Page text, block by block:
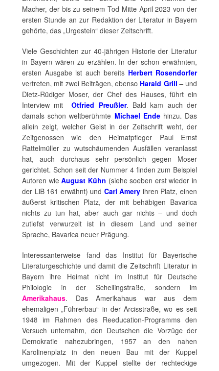
Macher, der bis zu seinem Tod Mitte April 2023 von der
ersten Stunde an zur Redaktion der Literatur in Bayern
gehörte, das „Urgestein“ dieser Zeitschrift.
Viele Geschichten zur 40-jährigen Historie der Literatur
in Bayern wären zu erzählen. In der schon erwähnten,
ersten Ausgabe ist auch bereits Herbert Rosendorfer
vertreten, mit zwei Beiträgen, ebenso Harald Grill – und
Dietz-Rüdiger Moser, der Chef des Hauses, führt ein
Interview mit
Otfried Preußler. Bald kam auch der
damals schon weltberühmte Michael Endehinzu. Das
allein zeigt, welcher Geist in der Zeitschrift weht, der
Zeitgenossen wie den Heimatpfleger Paul Ernst
Rattelmüller zu wutschäumenden Ausfällen veranlasst
hat, auch durchaus sehr persönlich gegen Moser
gerichtet. Schon seit der Nummer 4 finden zum Beispiel
Autoren wieAugust Kühn (siehe soeben erst wieder in
der LiB 161 erwähnt) und Carl Amery ihren Platz, einen
äußerst kritischen Platz, der mit behäbigen Bavarica
nichts zu tun hat, aber auch gar nichts – und doch
zutiefst verwurzelt ist in diesem Land und seiner
Sprache, Bavarica neuer Prägung.
Interessanterweise fand das Institut für Bayerische
Literaturgeschichte und damit die Zeitschrift Literatur in
Bayern ihre Heimat nicht im Institut für Deutsche
Philologie in der Schellingstraße, sondern im
Amerikahaus. Das Amerikahaus war aus dem
ehemaligen „Führerbau“ in der Arcisstraße, wo es seit
1948 im Rahmen des Reeducation-Programms den
Versuch unternahm, den Deutschen die Vorzüge der
Demokratie nahezubringen, 1957 an den nahen
Karolinenplatz in den neuen Bau mit der Kuppel
umgezogen. Mit der Kuppel stellte der rechteckige